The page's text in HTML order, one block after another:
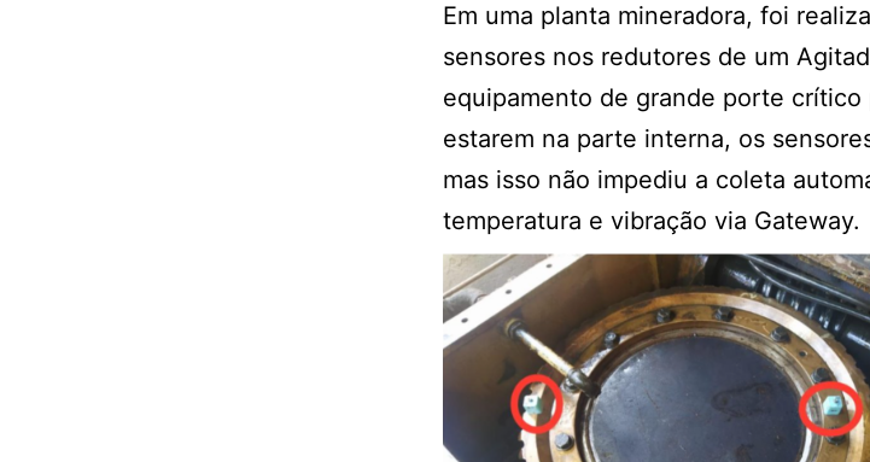
Em uma planta mineradora, foi
sensores nos redutores de um
equipamento de grande porte crítico
estarem na parte interna, os
mas isso não impediu a coleta
temperatura e vibração via Gateway.